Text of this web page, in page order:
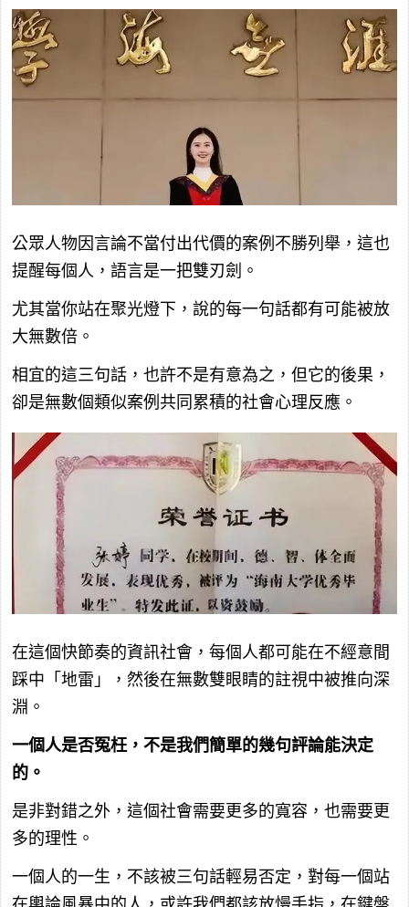
公眾人物因言論不當付出代價的案例不勝列舉，這也
提醒每個人，語言是一把雙刃劍。
尤其當你站在聚光燈下，說的每一句話都有可能被放
大無數倍。
相宜的這三句話，也許不是有意為之，但它的後果，
卻是無數個類似案例共同累積的社會心理反應。
在這個快節奏的資訊社會，每個人都可能在不經意間
踩中「地雷」，然後在無數雙眼睛的註視中被推向深
淵。
一個人是否冤枉，不是我們簡單的幾句評論能決定
的。
是非對錯之外，這個社會需要更多的寬容，也需要更
多的理性。
一個人的一生，不該被三句話輕易否定，對每一個站